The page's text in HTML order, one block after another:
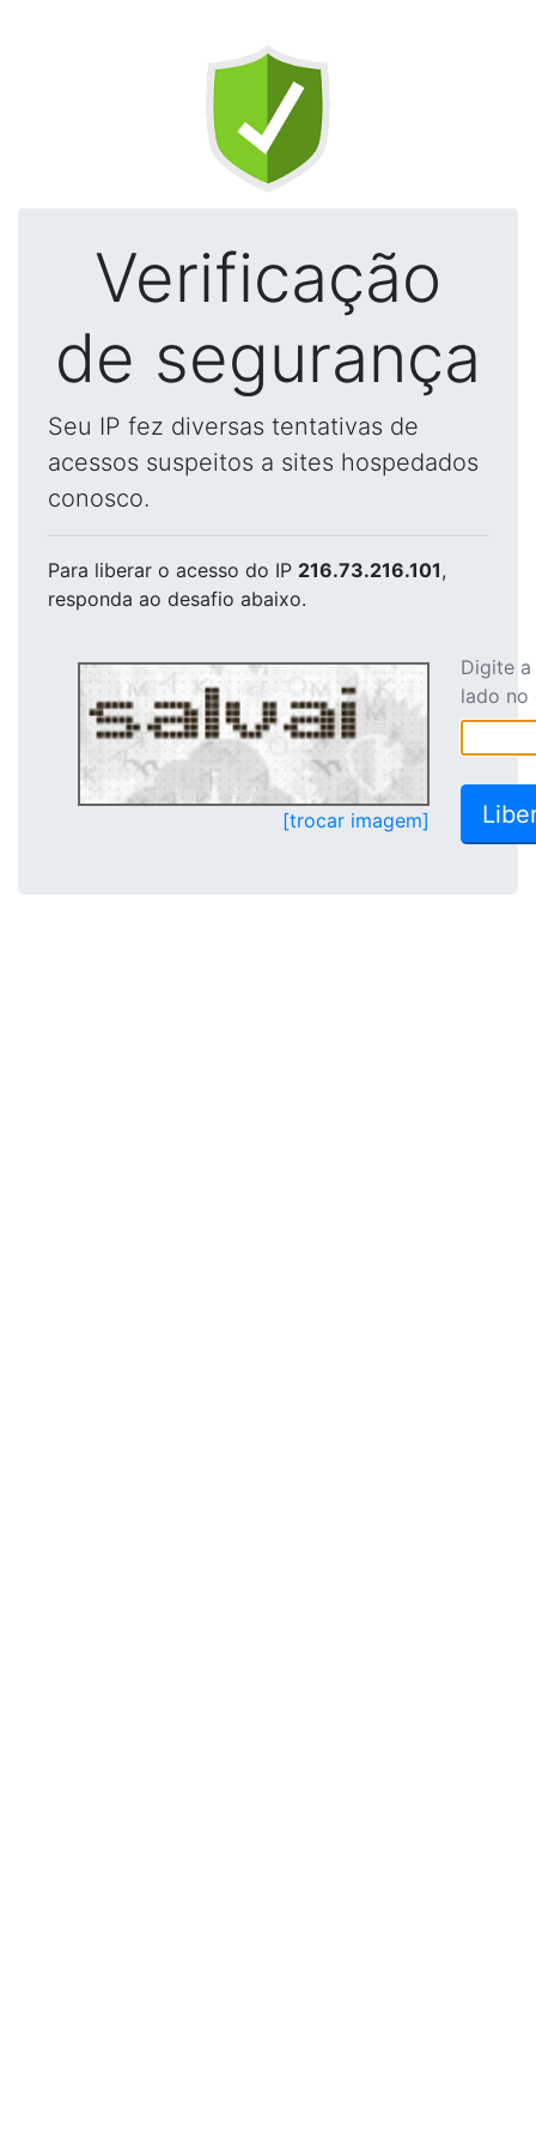
Verificação
de segurança
Seu IP fez diversas tentativas de
acessos suspeitos a sites hospedados
conosco.
Para liberar o acesso do IP 216.73.216.101,
responda ao desafio abaixo.
[trocar imagem]
Digite
lado no